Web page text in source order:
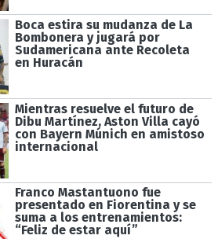
Boca estira su mudanza de La
Bombonera y jugará por
Sudamericana ante Recoleta
en Huracán
Mientras resuelve el futuro de
Dibu Martínez, Aston Villa cayó
con Bayern Múnich en amistoso
internacional
Franco Mastantuono fue
presentado en Fiorentina y se
suma a los entrenamientos:
“Feliz de estar aquí”